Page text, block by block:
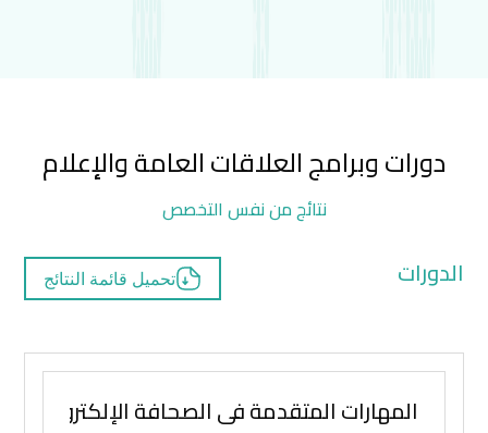
دورات وبرامج العلاقات العامة والإعلام
نتائج من نفس التخصص
الدورات تحميل قائمة النتائج
المهارات المتقدمة في الصحافة الإلكترونية